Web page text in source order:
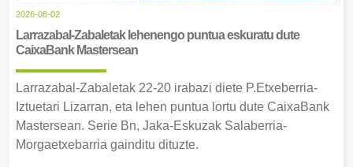
2026-08-02
Larrazabal-Zabaletak lehenengo puntua eskuratu dute
CaixaBank Mastersean
Larrazabal-Zabaletak 22-20 irabazi diete P.Etxeberria-
Iztuetari Lizarran, eta lehen puntua lortu dute CaixaBank
Mastersean. Serie Bn, Jaka-Eskuzak Salaberria-
Morgaetxebarria gainditu dituzte.